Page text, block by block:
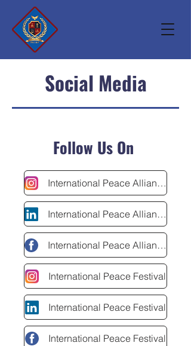
Social Media
Follow Us On
International Peace Alliance
International Peace Alliance
International Peace Alliance
International Peace Festival
International Peace Festival
International Peace Festival